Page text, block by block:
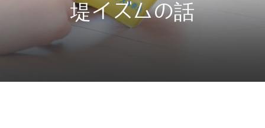
堤イズムの話